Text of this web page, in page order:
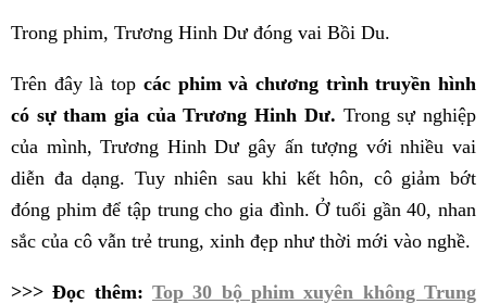
Trong phim, Trương Hinh Dư đóng vai Bồi Du.
Trên đây là top các phim và chương trình truyền hình
có sự tham gia của Trương Hinh Dư. Trong sự nghiệp
của mình, Trương Hinh Dư gây ấn tượng với nhiều vai
diễn đa dạng. Tuy nhiên sau khi kết hôn, cô giảm bớt
đóng phim để tập trung cho gia đình. Ở tuổi gần 40, nhan
sắc của cô vẫn trẻ trung, xinh đẹp như thời mới vào nghề.
>>> Đọc thêm: Top 30 bộ phim xuyên không Trung